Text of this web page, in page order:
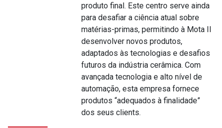
produto final. Este centro serve ainda
para desafiar a ciência atual sobre
matérias-primas, permitindo à Mota II
desenvolver novos produtos,
adaptados às tecnologias e desafios
futuros da indústria cerâmica. Com
avançada tecnologia e alto nível de
automação, esta empresa fornece
produtos “adequados à finalidade”
dos seus clients.